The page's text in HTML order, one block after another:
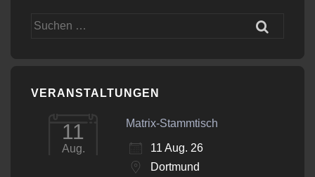
Suchen
VERANSTALTUNGEN
11
Aug.
Matrix-Stammtisch
11 Aug. 26
Dortmund